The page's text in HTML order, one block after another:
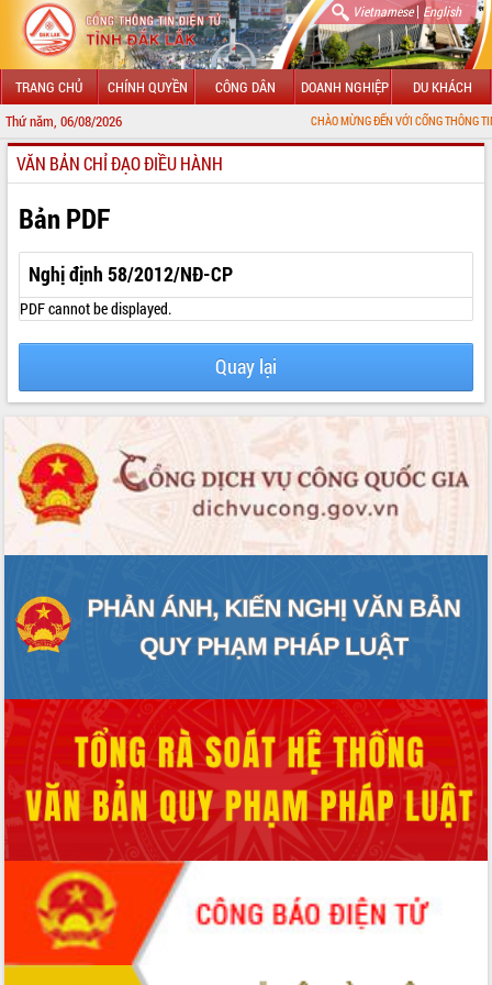
Vietnamese| English
TRANG CHỦ CHÍNH QUYỀN CÔNG DÂN DOANH NGHIỆP DU KHÁCH
Thứ năm, 06/08/2026 CHÀO MỪNG ĐẾN VỚI CỔNG THÔNG TIN ĐIỆN TỬ
GIỚI THIỆU
LÃNH ĐẠO UBND TỈNH
TIN TỨC SỰ KIỆN
SỞ, BAN, NGÀNH
UBND CÁC XÃ, PHƯỜNG
THÔNG TIN CHỈ ĐẠO ĐIỀU HÀNH
VĂN BẢN HĐND TỈNH
ĐIỂM TIN VĂN BẢN
VĂN BẢN CHỈ ĐẠO ĐIỀU HÀNH
Bản PDF
Nghị định 58/2012/NĐ-CP
PDF cannot be displayed.
Quay lại